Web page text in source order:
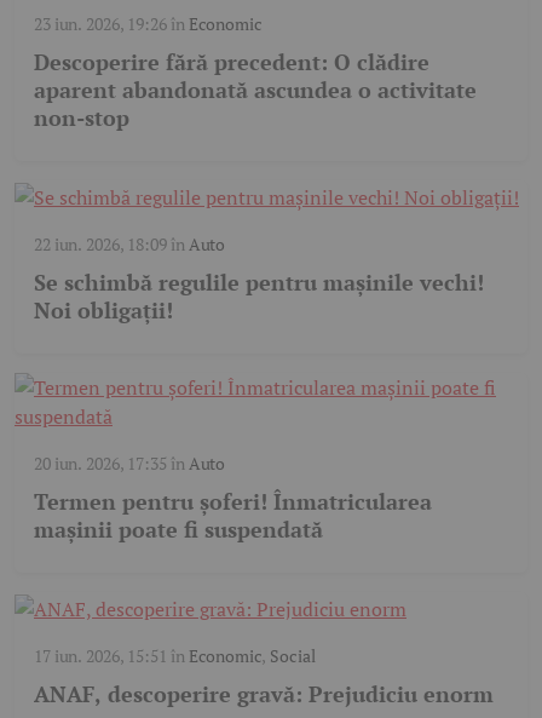
23 iun. 2026, 19:26în Economic
Descoperire fără precedent: O clădire
aparent abandonată ascundea o activitate
non-stop
22 iun. 2026, 18:09în Auto
Se schimbă regulile pentru mașinile vechi!
Noi obligații!
20 iun. 2026, 17:35 în Auto
Termen pentru șoferi! Înmatricularea
mașinii poate fi suspendată
17 iun. 2026, 15:51 în Economic, Social
ANAF, descoperire gravă: Prejudiciu enorm